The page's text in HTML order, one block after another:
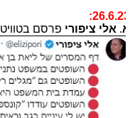
אלי ציפוריפרסם בטוויטר: